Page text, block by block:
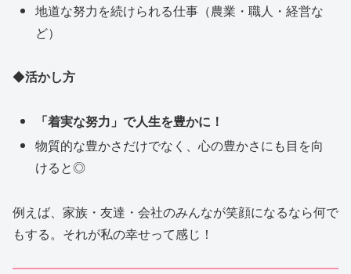
地道な努力を続けられる仕事（農業・職人・経営な
ど）
◆活かし方
「着実な努力」で人生を豊かに！
物質的な豊かさだけでなく、心の豊かさにも目を向
けると◎
例えば、家族・友達・会社のみんなが笑顔になるなら何で
もする。それが私の幸せって感じ！